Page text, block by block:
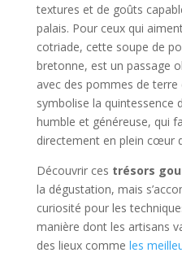
textures et de goûts
palais. Pour ceux qui
cotriade, cette soupe de
bretonne, est un passage
avec des pommes de
symbolise la quintessence
humble et généreuse, qui
directement en plein cœur
Découvrir ces trésors
la dégustation, mais
curiosité pour les
manière dont les artisans
des lieux comme les